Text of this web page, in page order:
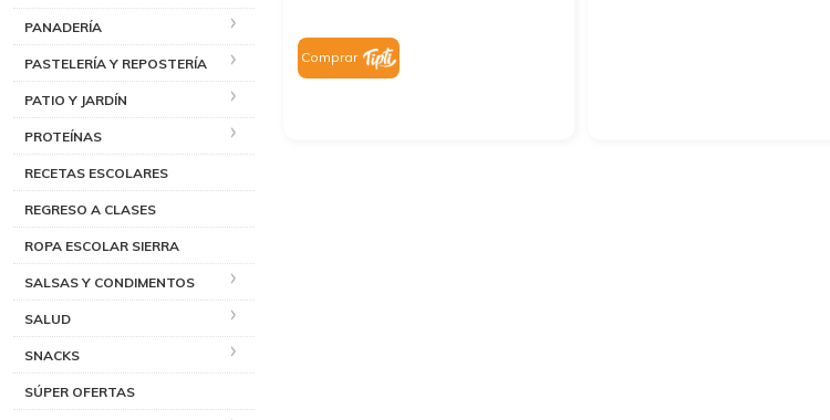
PANADERÍA
PASTELERÍA Y REPOSTERÍA
PATIO Y JARDÍN
PROTEÍNAS
RECETAS ESCOLARES
REGRESO A CLASES
ROPA ESCOLAR SIERRA
SALSAS Y CONDIMENTOS
SALUD
SNACKS
SÚPER OFERTAS
Comprar